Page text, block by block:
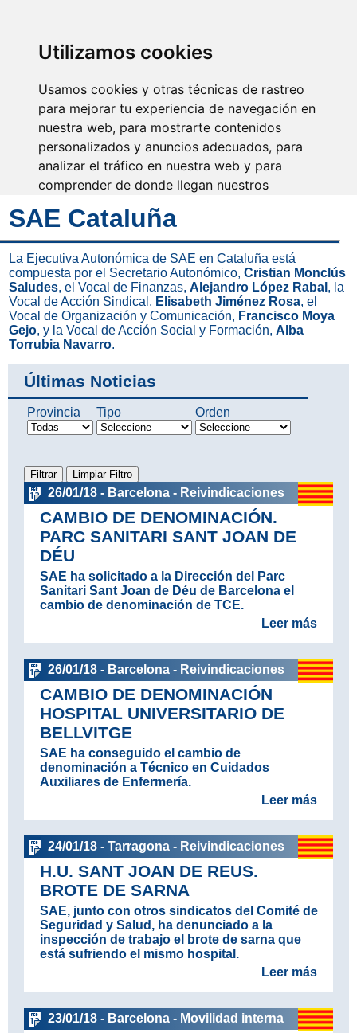
Utilizamos cookies
Usamos cookies y otras técnicas de rastreo
para mejorar tu experiencia de navegación en
nuestra web, para mostrarte contenidos
personalizados y anuncios adecuados, para
analizar el tráfico en nuestra web y para
comprender de donde llegan nuestros
Aceptar
Rechazar
Configurar
Fuerza, equilibrio, valor y
responsabilidad
SAE Cataluña
La Ejecutiva Autonómica de SAE en Cataluña está
compuesta por el Secretario Autonómico,Cristian Monclús
Saludes, el Vocal de Finanzas,Alejandro López Rabal , la
Vocal de Acción Sindical, Elisabeth Jiménez Rosa, el
Vocal de Organización y Comunicación, Francisco Moya
Gejo, y la Vocal de Acción Social y Formación,Alba
Torrubia Navarro.
Últimas Noticias
Provincia Tipo Orden
26/01/18 - Barcelona - Reivindicaciones
CAMBIO DE DENOMINACIÓN.
PARC SANITARI SANT JOAN DE
DÉU
SAE ha solicitado a la Dirección del Parc
Sanitari Sant Joan de Déu de Barcelona el
cambio de denominación de TCE.
Leer más
26/01/18 - Barcelona - Reivindicaciones
CAMBIO DE DENOMINACIÓN
HOSPITAL UNIVERSITARIO DE
BELLVITGE
SAE ha conseguido el cambio de
denominación a Técnico en Cuidados
Auxiliares de Enfermería.
Leer más
24/01/18 - Tarragona - Reivindicaciones
H.U. SANT JOAN DE REUS.
BROTE DE SARNA
SAE, junto con otros sindicatos del Comité de
Seguridad y Salud, ha denunciado a la
inspección de trabajo el brote de sarna que
está sufriendo el mismo hospital.
Leer más
23/01/18 - Barcelona - Movilidad interna